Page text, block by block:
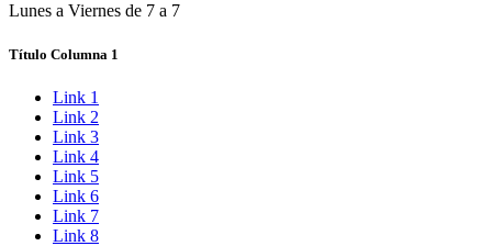
Lunes a Viernes de 7 a 7
Título Columna 1
Link 1
Link 2
Link 3
Link 4
Link 5
Link 6
Link 7
Link 8